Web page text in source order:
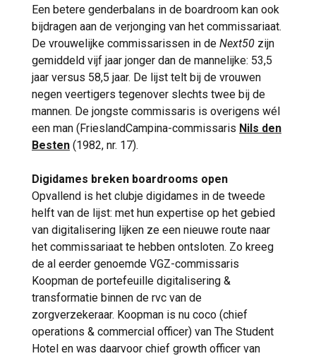
Een betere genderbalans in de boardroom kan ook
bijdragen aan de verjonging van het commissariaat.
De vrouwelijke commissarissen in de Next50 zijn
gemiddeld vijf jaar jonger dan de mannelijke: 53,5
jaar versus 58,5 jaar. De lijst telt bij de vrouwen
negen veertigers tegenover slechts twee bij de
mannen. De jongste commissaris is overigens wél
een man (FrieslandCampina-commissaris Nils den
Besten (1982, nr. 17).
Digidames breken boardrooms open
Opvallend is het clubje digidames in de tweede
helft van de lijst: met hun expertise op het gebied
van digitalisering lijken ze een nieuwe route naar
het commissariaat te hebben ontsloten. Zo kreeg
de al eerder genoemde VGZ-commissaris
Koopman de portefeuille digitalisering &
transformatie binnen de rvc van de
zorgverzekeraar. Koopman is nu coco (chief
operations & commercial officer) van The Student
Hotel en was daarvoor chief growth officer van